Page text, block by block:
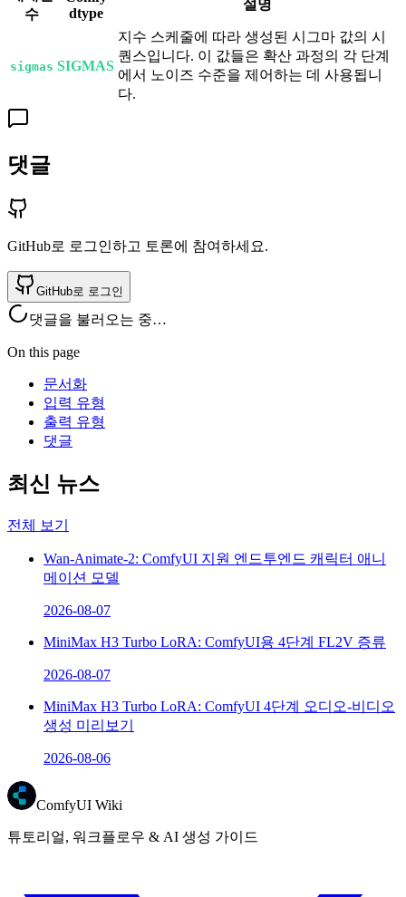
수
dtype
설명
sigmas SIGMAS
지수 스케줄에 따라 생성된 시그마 값의 시
퀀스입니다. 이 값들은 확산 과정의 각 단계
에서 노이즈 수준을 제어하는 데 사용됩니
다.
댓글
GitHub로 로그인하고 토론에 참여하세요.
GitHub로 로그인
댓글을 불러오는 중…
On this page
문서화
입력 유형
출력 유형
댓글
최신 뉴스
전체 보기
Wan-Animate-2: ComfyUI 지원 엔드투엔드 캐릭터 애니
메이션 모델
2026-08-07
MiniMax H3 Turbo LoRA: ComfyUI용 4단계 FL2V 증류
2026-08-07
MiniMax H3 Turbo LoRA: ComfyUI 4단계 오디오-비디오
생성 미리보기
2026-08-06
ComfyUI Wiki
튜토리얼, 워크플로우 & AI 생성 가이드